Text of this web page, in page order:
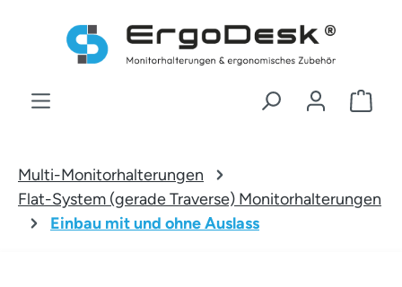
Zum Hauptinhalt springen
Multi-Monitorhalterungen
Flat-System (gerade Traverse) Monitorhalterungen
Einbau mit und ohne Auslass